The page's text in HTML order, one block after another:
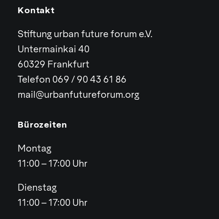
Kontakt
Stiftung urban future forum e.V.
Untermainkai 40
60329 Frankfurt
Telefon 069 / 90 43 61 86
mail@urbanfutureforum.org
Bürozeiten
Montag
11:00 – 17:00 Uhr
Dienstag
11:00 – 17:00 Uhr